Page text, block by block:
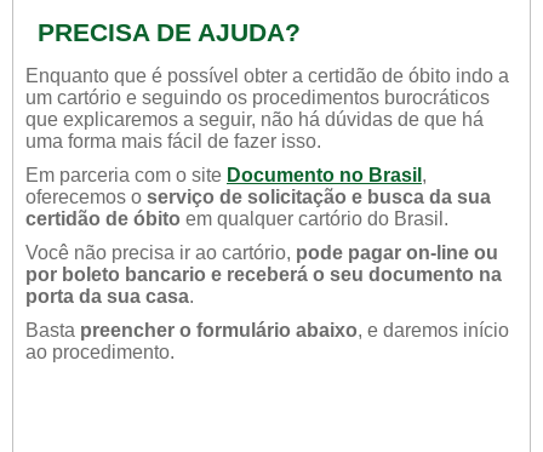
PRECISA DE AJUDA?
Enquanto que é possível obter a certidão de óbito indo a
um cartório e seguindo os procedimentos burocráticos
que explicaremos a seguir, não há dúvidas de que há
uma forma mais fácil de fazer isso.
Em parceria com o site Documento no Brasil ,
oferecemos o serviço de solicitação e busca da sua
certidão de óbito em qualquer cartório do Brasil.
Você não precisa ir ao cartório, pode pagar on-line ou
por boleto bancario e receberá o seu documento na
porta da sua casa.
Basta preencher o formulário abaixo, e daremos início
ao procedimento.